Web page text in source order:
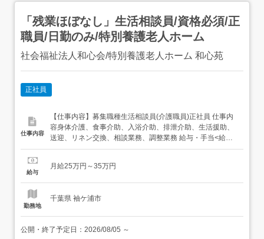
「残業ほぼなし」生活相談員/資格必須/正
職員/日勤のみ/特別養護老人ホーム
社会福祉法人和心会/特別養護老人ホーム 和心苑
正社員
仕事内容
【仕事内容】募集職種生活相談員(介護職員)正社員 仕事内
容身体介護、食事介助、入浴介助、排泄介助、生活援助、
送迎、リネン交換、相談業務、調整業務 給与・手当<給与>
月給250,000〜350,000円<手当>交通費支給:実費(上限あ
勤:8:30～17:30(休憩60分) 勤務形態残業ほぼなし、日勤...
給与
月給25万円～35万円
勤務地
千葉県 袖ケ浦市
公開・終了予定日： 2026/08/05 ～